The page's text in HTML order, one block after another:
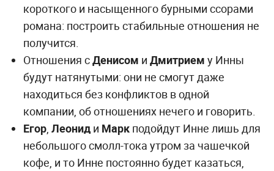
короткого и насыщенного бурными ссорами
романа: построить стабильные отношения не
получится.
Отношения сДенисом и Дмитрием у Инны
будут натянутыми: они не смогут даже
находиться без конфликтов в одной
компании, об отношениях нечего и говорить.
Егор, Леониди Маркподойдут Инне лишь для
небольшого смолл-тока утром за чашечкой
кофе, и то Инне постоянно будет казаться,